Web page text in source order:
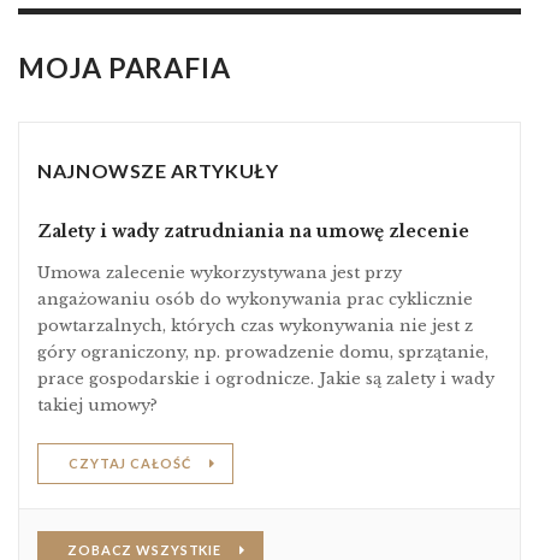
MOJA PARAFIA
NAJNOWSZE ARTYKUŁY
Zalety i wady zatrudniania na umowę zlecenie
Umowa zalecenie wykorzystywana jest przy
angażowaniu osób do wykonywania prac cyklicznie
powtarzalnych, których czas wykonywania nie jest z
góry ograniczony, np. prowadzenie domu, sprzątanie,
prace gospodarskie i ogrodnicze. Jakie są zalety i wady
takiej umowy?
CZYTAJ CAŁOŚĆ
ZOBACZ WSZYSTKIE